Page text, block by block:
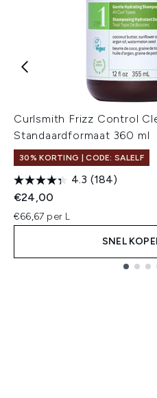
Curlsmith Frizz Control
Standaardformaat 360 ml
30% KORTING | CODE: SALELF
4.3 (184)
€24,00
€66,67 per L
SNEL